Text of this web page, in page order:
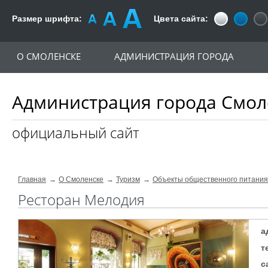
Размер шрифта: Цвета сайта:
Администрация города
официальный сайт
О СМОЛЕНСКЕ АДМИНИСТРАЦИЯ ГОРОДА
Главная О Смоленске Туризм Объекты общественного питания
Ресторан Mелодия